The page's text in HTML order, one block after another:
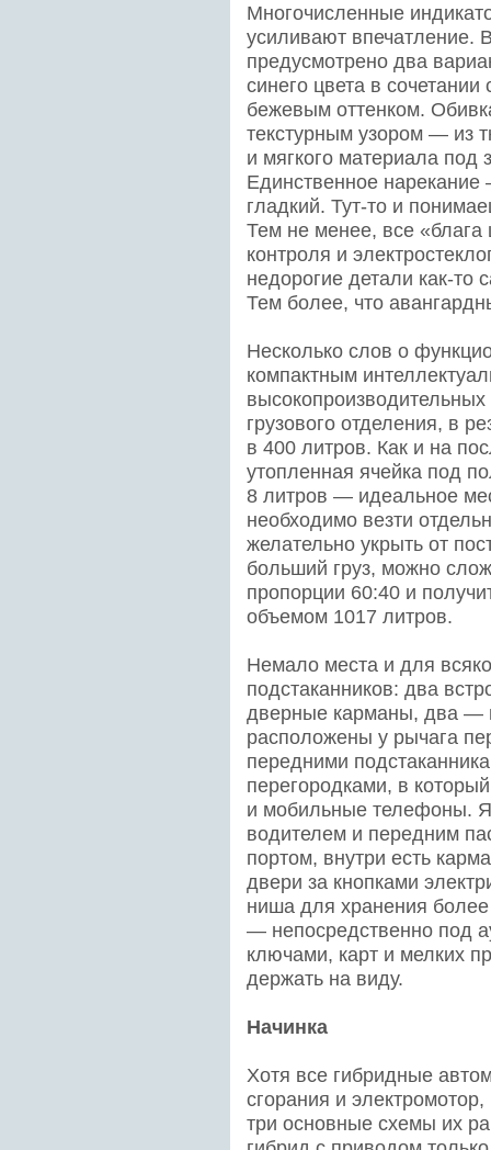
Многочисленные
усиливают впечатление.
предусмотрено два
синего цвета в
бежевым оттенком.
текстурным узором — из
и мягкого материала
Единственное
гладкий. Тут-то и
Тем не менее, все «блага
контроля и
недорогие детали как-то
Тем более, что
Несколько слов о
компактным
грузового отделения, в
в 400 литров. Как и на
утопленная ячейка под
8 литров — идеальное
необходимо везти
желательно укрыть от
больший груз, можно
пропорции 60:40 и
объемом 1017 литров.
Немало места и для
подстаканников: два
дверные карманы, два —
расположены у рычага
передними
перегородками, в
и мобильные телефоны.
водителем и передним
портом, внутри есть
двери за кнопками
ниша для хранения
— непосредственно под
ключами, карт и мелких
держать на виду.
Начинка
Хотя все гибридные
сгорания и
три основные схемы их